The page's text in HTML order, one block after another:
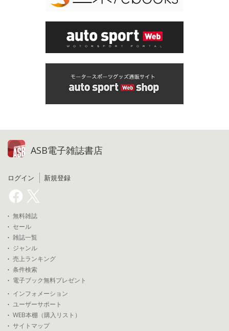
ASB電子雑誌書店
ログイン 新規登録
無料雑誌
セール
雑誌一覧
ジャンル
売上ランキング
条件検索
電子ブック無料プレゼント
インフォメーション
ユーザーサポート
WEB本棚（購入リスト）
サイトマップ